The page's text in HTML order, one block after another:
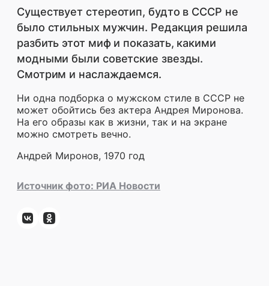
Существует стереотип, будто в СССР не
было стильных мужчин. Редакция решила
разбить этот миф и показать, какими
модными были советские звезды.
Смотрим и наслаждаемся.
Ни одна подборка о мужском стиле в СССР не
может обойтись без актера Андрея Миронова.
На его образы как в жизни, так и на экране
можно смотреть вечно.
Андрей Миронов, 1970 год
Источник фото: РИА Новости